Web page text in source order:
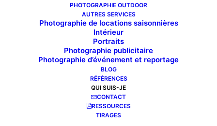
PHOTOGRAPHIE OUTDOOR
AUTRES SERVICES
Photographie de locations saisonnières
Intérieur
Portraits
Photographie publicitaire
Photographie d’événement et reportage
BLOG
RÉFÉRENCES
QUI SUIS-JE
CONTACT
RESSOURCES
TIRAGES